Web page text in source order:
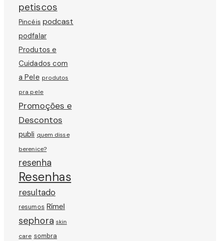
petiscos
Pincéis podcast
podfalar
Produtos e
Cuidados com
a Pele produtos
pra pele
Promoções e
Descontos
publi quem disse
berenice?
resenha
Resenhas
resultado
resumos Rímel
sephora skin
care sombra